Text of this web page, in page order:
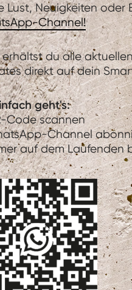
Lust, Neuigkeiten oder
Channel!
du alle
direkt auf dein
geht's:
Code scannen
Channel
auf dem Laufenden